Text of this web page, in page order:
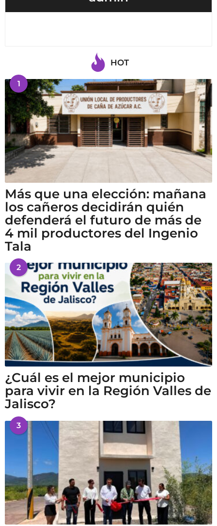
HOT
1
Más que una elección: mañana
los cañeros decidirán quién
defenderá el futuro de más de
4 mil productores del Ingenio
Tala
2
¿Cuál es el mejor municipio
para vivir en la Región Valles de
Jalisco?
3